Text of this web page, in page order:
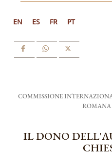
EN ES FR PT
COMMISSIONE
IL DONO